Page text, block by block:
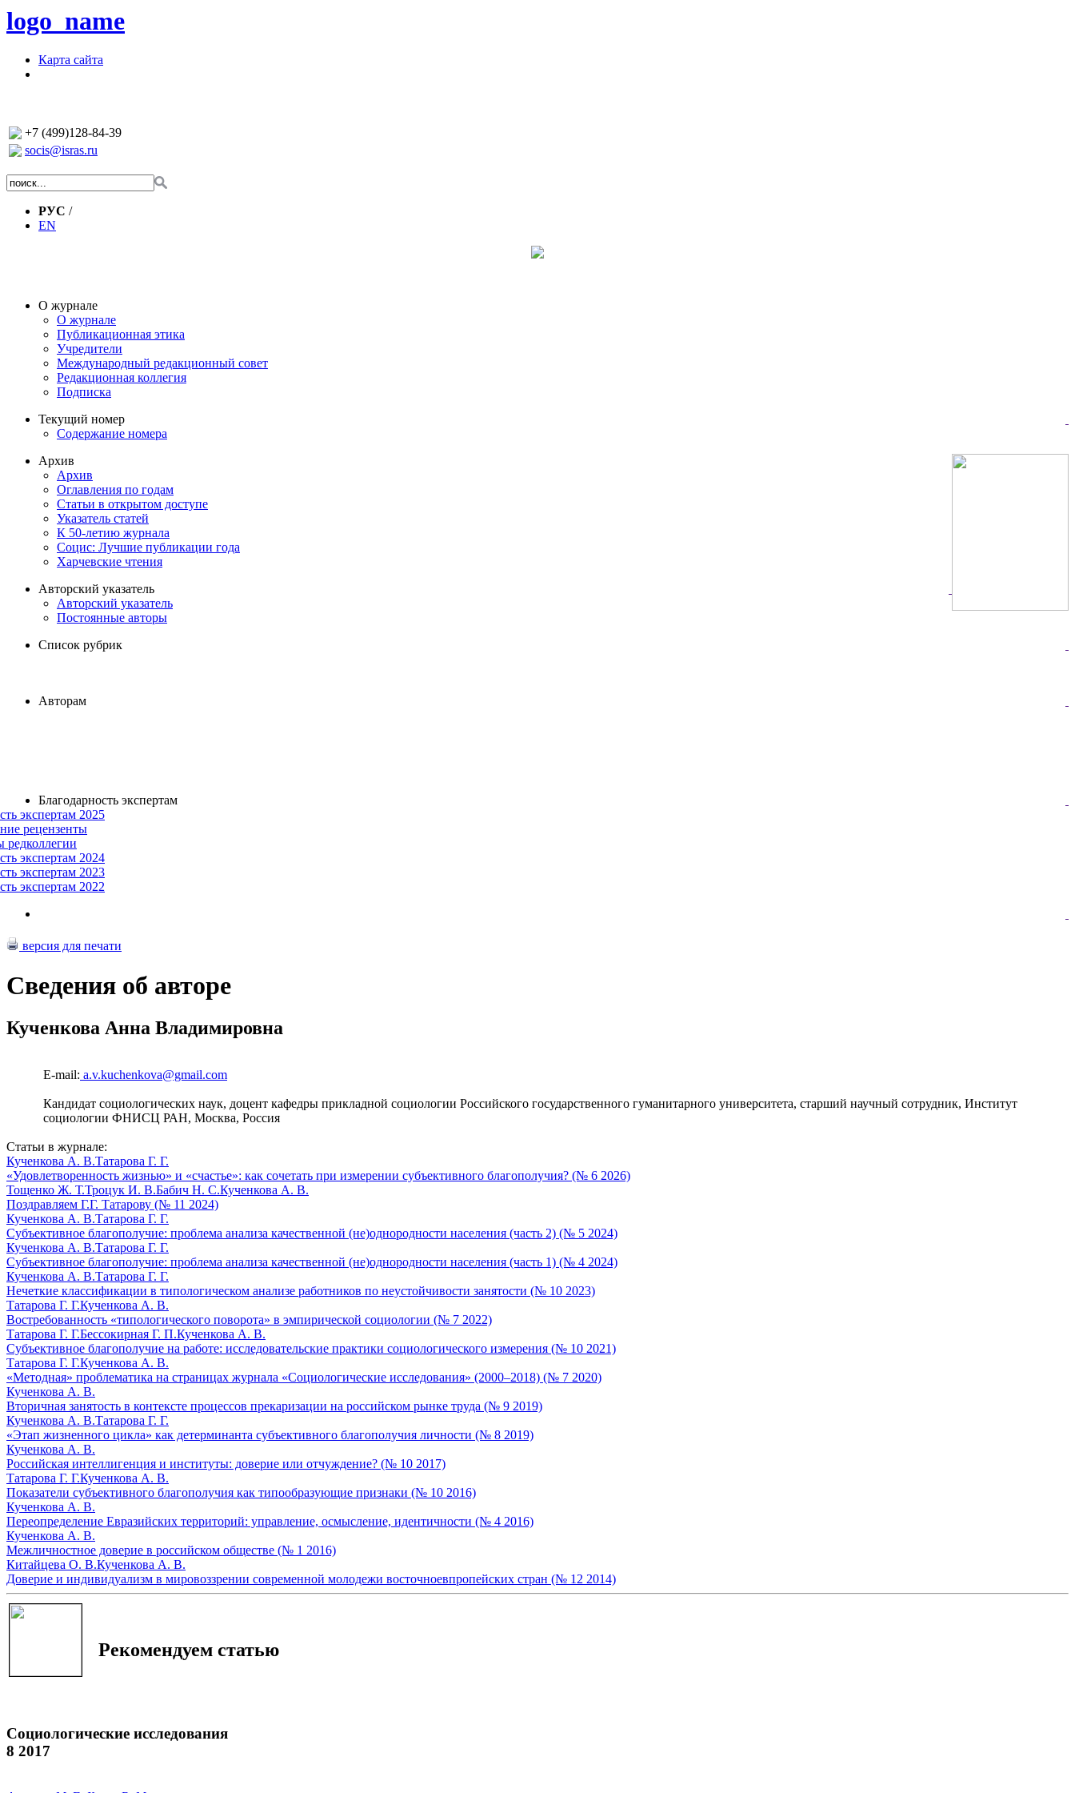
logo_name
Карта сайта
+7 (499)128-84-39
socis@isras.ru
РУС /
EN
О журнале
О журнале
Публикационная этика
Учредители
Международный редакционный совет
Редакционная коллегия
Подписка
Текущий номер
Содержание номера
Архив
Архив
Оглавления по годам
Статьи в открытом доступе
Указатель статей
К 50-летию журнала
Социс: Лучшие публикации года
Харчевские чтения
Авторский указатель
Авторский указатель
Постоянные авторы
Список рубрик
Авторам
Благодарность экспертам
экспертам 2025
рецензенты
редколлегии
экспертам 2024
экспертам 2023
экспертам 2022
версия для печати
Сведения об авторе
Кученкова Анна Владимировна
E-mail: a.v.kuchenkova@gmail.com
Кандидат социологических наук, доцент кафедры прикладной социологии Российского государственного гуманитарного университета, старший научный сотрудник, Институт
социологии ФНИСЦ РАН, Москва, Россия
Статьи в журнале:
Кученкова А. В.Татарова Г. Г.
«Удовлетворенность жизнью» и «счастье»: как сочетать при измерении субъективного благополучия? (№ 6 2026)
Тощенко Ж. Т.Троцук И. В.Бабич Н. С.Кученкова А. В.
Поздравляем Г.Г. Татарову (№ 11 2024)
Кученкова А. В.Татарова Г. Г.
Субъективное благополучие: проблема анализа качественной (не)однородности населения (часть 2) (№ 5 2024)
Кученкова А. В.Татарова Г. Г.
Субъективное благополучие: проблема анализа качественной (не)однородности населения (часть 1) (№ 4 2024)
Кученкова А. В.Татарова Г. Г.
Нечеткие классификации в типологическом анализе работников по неустойчивости занятости (№ 10 2023)
Татарова Г. Г.Кученкова А. В.
Востребованность «типологического поворота» в эмпирической социологии (№ 7 2022)
Татарова Г. Г.Бессокирная Г. П.Кученкова А. В.
Субъективное благополучие на работе: исследовательские практики социологического измерения (№ 10 2021)
Татарова Г. Г.Кученкова А. В.
«Методная» проблематика на страницах журнала «Социологические исследования» (2000–2018) (№ 7 2020)
Кученкова А. В.
Вторичная занятость в контексте процессов прекаризации на российском рынке труда (№ 9 2019)
Кученкова А. В.Татарова Г. Г.
«Этап жизненного цикла» как детерминанта субъективного благополучия личности (№ 8 2019)
Кученкова А. В.
Российская интеллигенция и институты: доверие или отчуждение? (№ 10 2017)
Татарова Г. Г.Кученкова А. В.
Показатели субъективного благополучия как типообразующие признаки (№ 10 2016)
Кученкова А. В.
Переопределение Евразийских территорий: управление, осмысление, идентичности (№ 4 2016)
Кученкова А. В.
Межличностное доверие в российском обществе (№ 1 2016)
Китайцева О. В.Кученкова А. В.
Доверие и индивидуализм в мировоззрении современной молодежи восточноевпропейских стран (№ 12 2014)
Рекомендуем статью
Социологические исследования
8 2017